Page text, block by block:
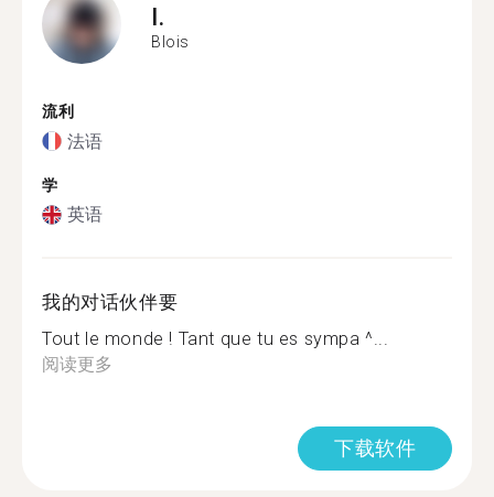
I.
Blois
流利
法语
学
英语
我的对话伙伴要
Tout le monde ! Tant que tu es sympa ^...
阅读更多
下载软件